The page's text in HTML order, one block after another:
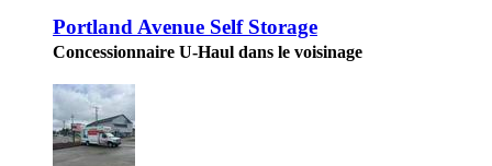
Portland Avenue Self Storage
Concessionnaire U-Haul dans le voisinage